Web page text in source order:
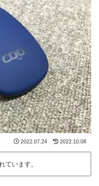
2022.07.24 2022.10.08
ています。